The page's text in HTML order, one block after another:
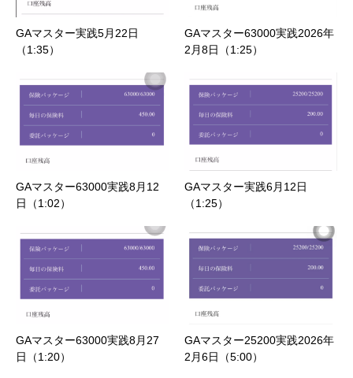
GAマスター実践5月22日
（1:35）
GAマスター63000実践2026年
2月8日（1:25）
GAマスター63000実践8月12
日（1:02）
GAマスター実践6月12日
（1:25）
GAマスター63000実践8月27
日（1:20）
GAマスター25200実践2026年
2月6日（5:00）